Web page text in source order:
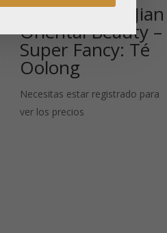
Nantou Ming Jian
Oriental Beauty –
Super Fancy: Té
Oolong
Necesitas estar registrado para
ver los precios